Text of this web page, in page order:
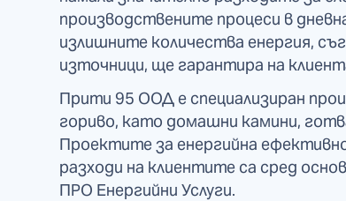
производствените процеси в
излишните количества енергия,
източници, ще гарантира на
Прити 95 ООД е специализиран
гориво, като домашни камини,
Проектите за енергийна
разходи на клиентите са сред
ПРО Енергийни Услуги.